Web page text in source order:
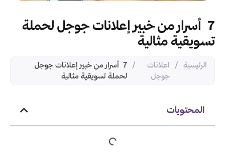
7 أسرار من خبير إعلانات جوجل لحملة
تسويقية مثالية
الرئيسية /
اعلانات
جوجل
/
7 أسرار من خبير إعلانات جوجل
لحملة تسويقية مثالية
المحتويات